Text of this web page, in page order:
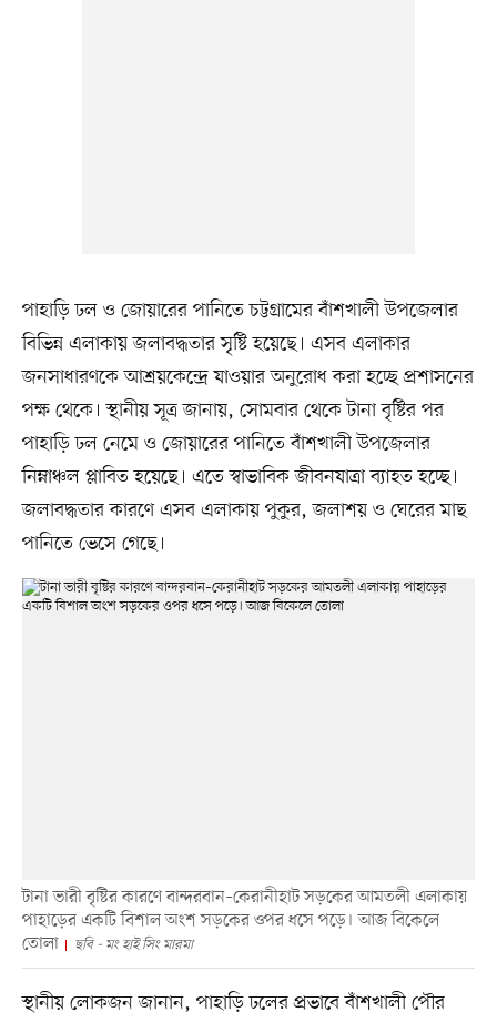
পাহাড়ি ঢল ও জোয়ারের পানিতে চট্টগ্রামের বাঁশখালী উপজেলার
বিভিন্ন এলাকায় জলাবদ্ধতার সৃষ্টি হয়েছে। এসব এলাকার
জনসাধারণকে আশ্রয়কেন্দ্রে যাওয়ার অনুরোধ করা হচ্ছে প্রশাসনের
পক্ষ থেকে। স্থানীয় সূত্র জানায়, সোমবার থেকে টানা বৃষ্টির পর
পাহাড়ি ঢল নেমে ও জোয়ারের পানিতে বাঁশখালী উপজেলার
নিম্নাঞ্চল প্লাবিত হয়েছে। এতে স্বাভাবিক জীবনযাত্রা ব্যাহত হচ্ছে।
জলাবদ্ধতার কারণে এসব এলাকায় পুকুর, জলাশয় ও ঘেরের মাছ
পানিতে ভেসে গেছে।
টানা ভারী বৃষ্টির কারণে বান্দরবান–কেরানীহাট সড়কের আমতলী এলাকায়
পাহাড়ের একটি বিশাল অংশ সড়কের ওপর ধসে পড়ে। আজ বিকেলে
তোলা
ছবি - মং হাই সিং মারমা
স্থানীয় লোকজন জানান, পাহাড়ি ঢলের প্রভাবে বাঁশখালী পৌর